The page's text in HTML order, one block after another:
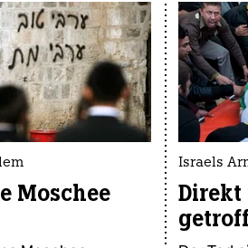
Moschee
Israels
Direkt